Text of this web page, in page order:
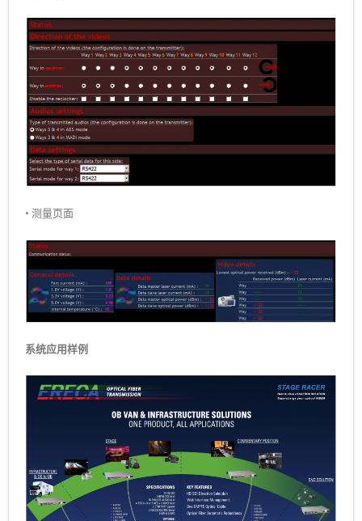
• 测量页面
系统应用样例